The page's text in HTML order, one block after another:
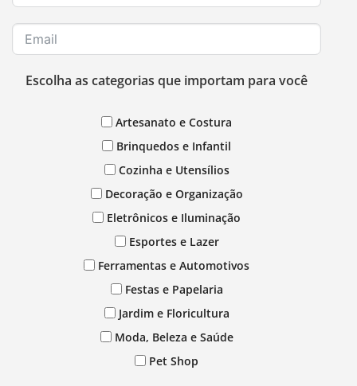
Escolha as categorias que importam para você
Artesanato e Costura
Brinquedos e Infantil
Cozinha e Utensílios
Decoração e Organização
Eletrônicos e Iluminação
Esportes e Lazer
Ferramentas e Automotivos
Festas e Papelaria
Jardim e Floricultura
Moda, Beleza e Saúde
Pet Shop